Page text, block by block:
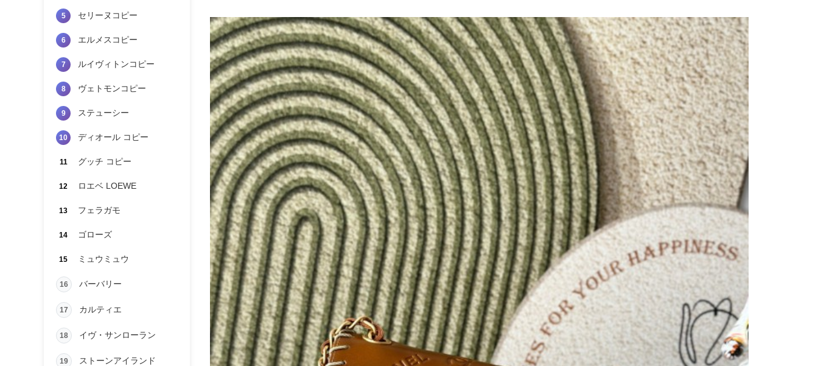
5 セリーヌコピー
6 エルメスコピー
7 ルイヴィトンコピー
8 ヴェトモンコピー
9 ステューシー
10 ディオール コピー
11 グッチ コピー
12 ロエベ LOEWE
13 フェラガモ
14 ゴローズ
15 ミュウミュウ
16 バーバリー
17 カルティエ
18 イヴ・サンローラン
19 ストーンアイランド